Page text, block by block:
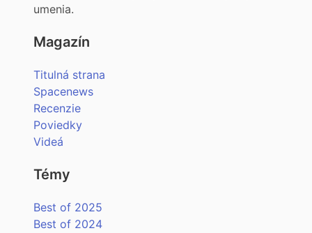
umenia.
Magazín
Titulná strana
Spacenews
Recenzie
Poviedky
Videá
Témy
Best of 2025
Best of 2024